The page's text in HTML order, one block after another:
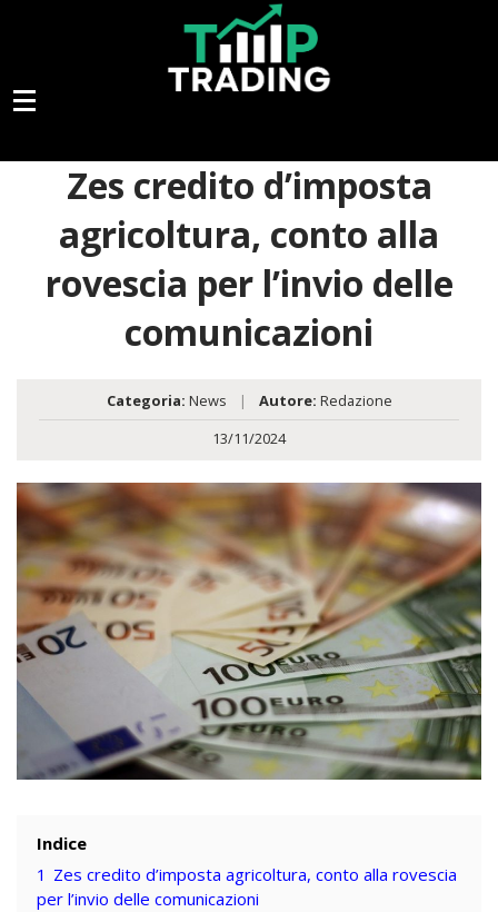
Zes credito d’imposta
agricoltura, conto alla
rovescia per l’invio delle
comunicazioni
Categoria: News | Autore: Redazione
13/11/2024
Indice
1 Zes credito d’imposta agricoltura, conto alla rovescia
per l’invio delle comunicazioni